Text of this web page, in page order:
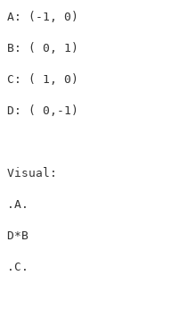
A: (-1, 0)
B: ( 0, 1)
C: ( 1, 0)
D: ( 0,-1)
Visual:
.A.
D*B